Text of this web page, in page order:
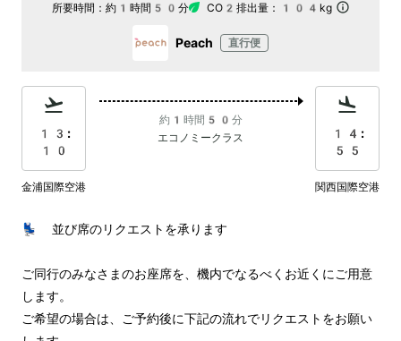
所要時間： 約1時間50分 CO2排出量： 104kg
Peach 直行便
13:
10
約1時間50分
エコノミークラス
14:
55
金浦国際空港 関西国際空港
💺 並び席のリクエストを承ります
ご同行のみなさまのお座席を、機内でなるべくお近くにご用意
します。
ご希望の場合は、ご予約後に下記の流れでリクエストをお願い